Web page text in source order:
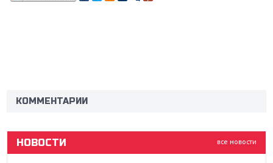
КОММЕНТАРИИ
все новости
НОВОСТИ
Far Cry 5: хвалить нельзя ругать